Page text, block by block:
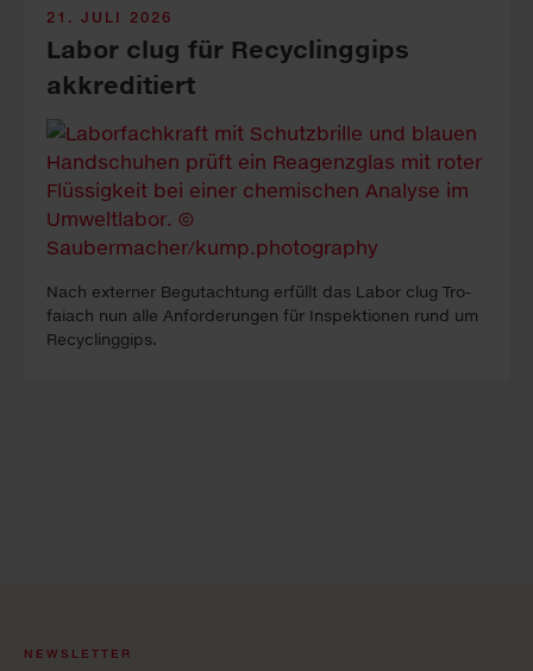
21. JULI 2026
Labor clug für Recyclinggips
akkreditiert
Nach ex­ter­ner Be­gutacht­ung erfüllt das La­bor clug Tro­
faiach nun alle An­forder­ung­en für In­spekt­ion­en rund um
Re­cyc­ling­gips.
NEWSLETTER